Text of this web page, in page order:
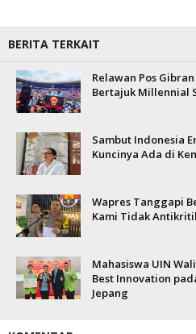
BERITA TERKAIT
Relawan Pos
Bertajuk Millennial
Sambut Indonesia
Kuncinya Ada di
Wapres Tanggapi
Kami Tidak
Mahasiswa UIN
Best Innovation
Jepang